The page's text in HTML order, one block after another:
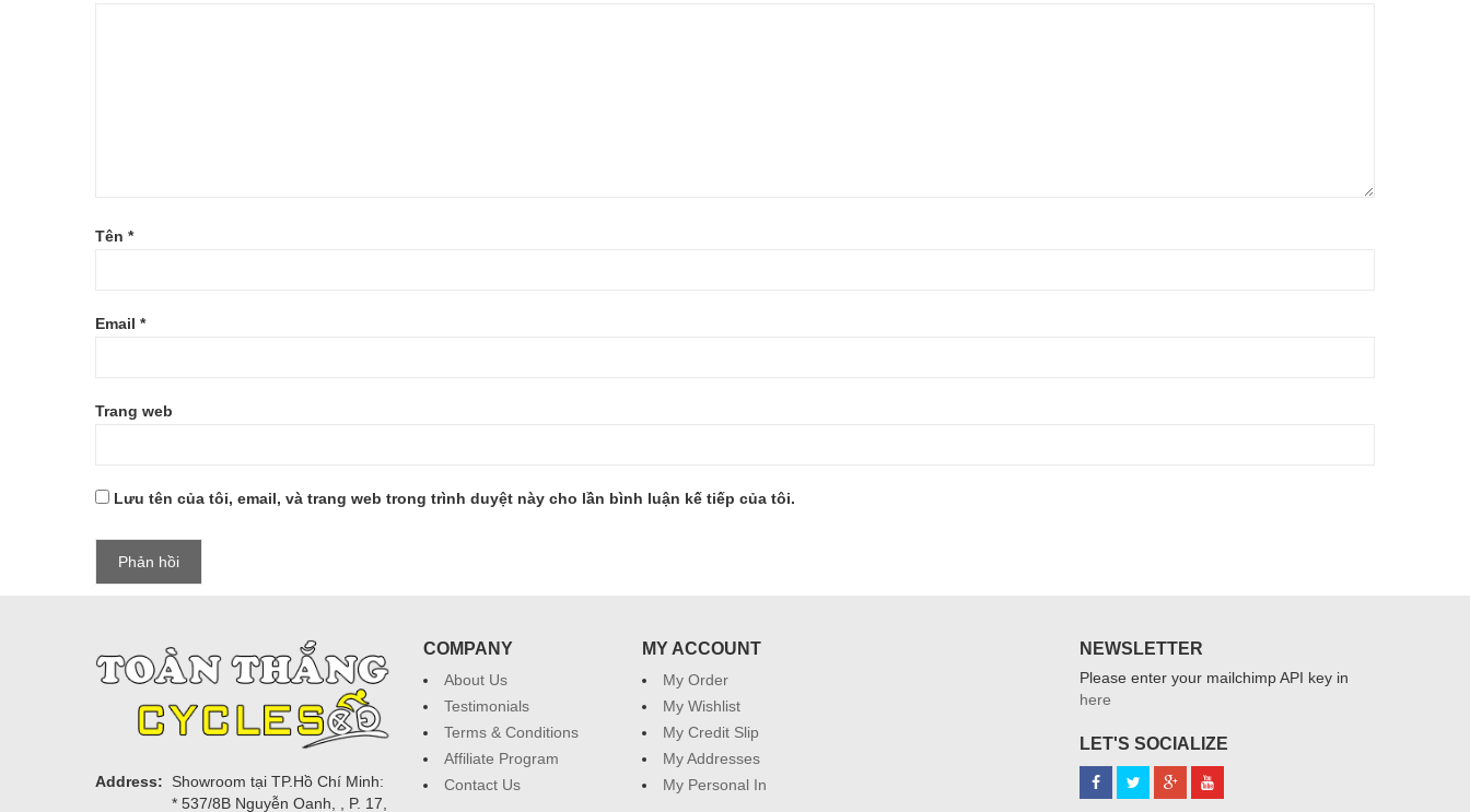
RB14-
(1)
Tên *
Email *
Trang web
Lưu tên của tôi, email, và trang web trong trình duyệt này cho lần bình luận kế tiếp của tôi.
Address:
Showroom tại TP.Hồ Chí Minh:
* 537/8B Nguyễn Oanh, , P. 17,
COMPANY
About Us
Testimonials
Terms & Conditions
Affiliate Program
Contact Us
MY ACCOUNT
My Order
My Wishlist
My Credit Slip
My Addresses
My Personal In
NEWSLETTER
Please enter your mailchimp API key in
here
LET'S SOCIALIZE